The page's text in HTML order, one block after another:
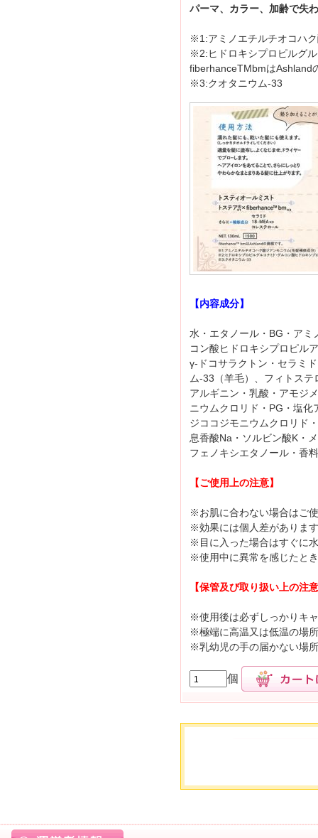
パーマ、カラー、加齢で失
※1:アミノエチルチオコハ
※2:ヒドロキシプロピルグ
fiberhanceTMbmはAshland
※3:クオタニウム-33
【内容成分】
水・エタノール・BG・アミ
コン酸ヒドロキシプロピル
γ-ドコサラクトン・セラミ
ム-33（羊毛）、フィトス
アルギニン・乳酸・アモジ
ニウムクロリド・PG・塩化
ジココジモニウムクロリド
息香酸Na・ソルビン酸K・
フェノキシエタノール・香料
【ご使用上の注意】
※お肌に合わない場合はご
※効果には個人差がありま
※目に入った場合はすぐに
※使用中に異常を感じたと
【保管及び取り扱い上の注
※使用後は必ずしっかりキ
※極端に高温又は低温の場
※乳幼児の手の届かない場
個